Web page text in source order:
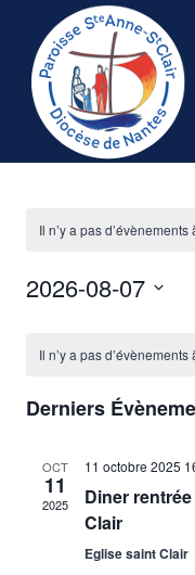
contenu
Il n’y a pas d’évènements
2026-08-07
une
Calendrier
Il n’y a pas d’évènements
Derniers
OCT
11
2025
11 octobre 2025
Diner
Clair
Eglise saint Clair